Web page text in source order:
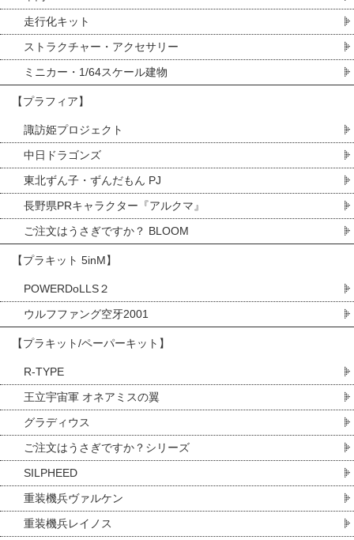
走行化キット
ストラクチャー・アクセサリー
ミニカー・1/64スケール建物
【プラフィア】
諏訪姫プロジェクト
中日ドラゴンズ
東北ずん子・ずんだもん PJ
長野県PRキャラクター『アルクマ』
ご注文はうさぎですか？ BLOOM
【プラキット 5inM】
POWERDoLLS２
ウルフファング空牙2001
【プラキット/ペーパーキット】
R-TYPE
王立宇宙軍 オネアミスの翼
グラディウス
ご注文はうさぎですか？シリーズ
SILPHEED
重装機兵ヴァルケン
重装機兵レイノス